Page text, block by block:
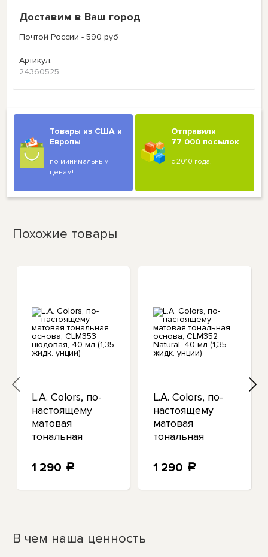
Доставим в Ваш город
Почтой России - 590 руб
Артикул:
24360525
Товары из США и
Европы
по минимальным
ценам!
Отправили
77 000 посылок
с 2010 года!
Похожие товары
L.A. Colors, по-
настоящему
матовая
тональная
нюдовая, 40 мл
унции)
1 290 a
L.A. Colors, по-
настоящему
матовая
тональная
Natural, 40 мл
унции)
1 290 a
В чем наша ценность